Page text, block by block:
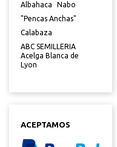
Albahaca
Nabo
"Pencas Anchas"
Calabaza
ABC SEMILLERIA
Acelga Blanca de
Lyon
ACEPTAMOS